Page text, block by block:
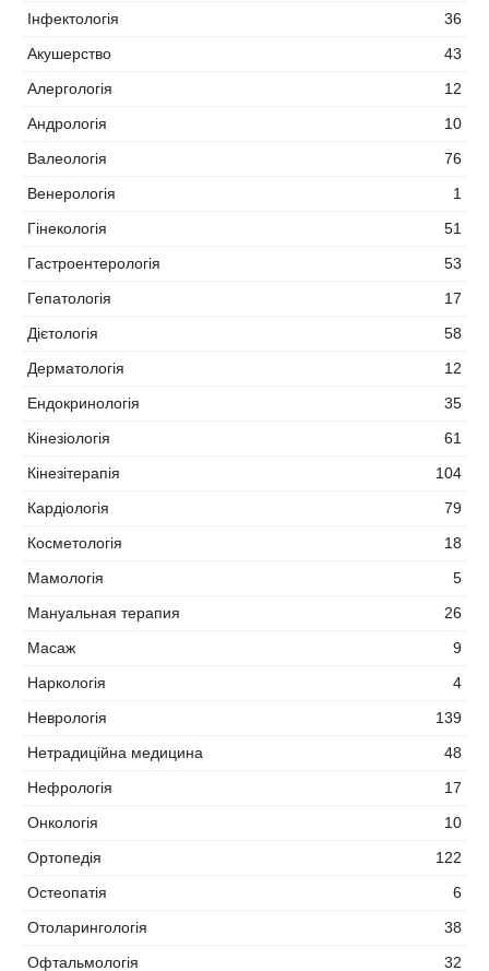
Інфектологія
36
Акушерство
43
Алергологія
12
Андрологія
10
Валеологія
76
Венерологія
1
Гінекологія
51
Гастроентерологія
53
Гепатологія
17
Дієтологія
58
Дерматологія
12
Ендокринологія
35
Кінезіологія
61
Кінезітерапія
104
Кардіологія
79
Косметологія
18
Мамологія
5
Мануальная терапия
26
Масаж
9
Наркологія
4
Неврологія
139
Нетрадиційна медицина
48
Нефрологія
17
Онкологія
10
Ортопедія
122
Остеопатія
6
Отоларингологія
38
Офтальмологія
32